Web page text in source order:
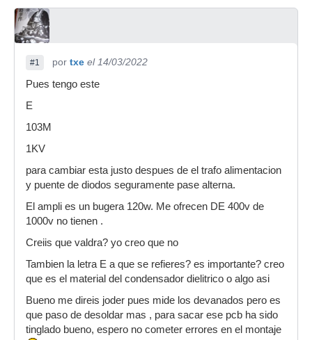
#1 por txe el 14/03/2022
Pues tengo este
E
103M
1KV
para cambiar esta justo despues de el trafo alimentacion
y puente de diodos seguramente pase alterna.
El ampli es un bugera 120w. Me ofrecen DE 400v de
1000v no tienen .
Creiis que valdra? yo creo que no
Tambien la letra E a que se refieres? es importante? creo
que es el material del condensador dielitrico o algo asi
Bueno me direis joder pues mide los devanados pero es
que paso de desoldar mas , para sacar ese pcb ha sido
tinglado bueno, espero no cometer errores en el montaje